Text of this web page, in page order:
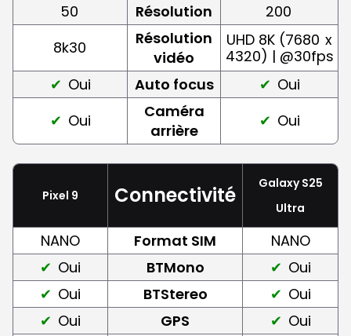
50
Résolution
200
8k30
Résolution
vidéo
UHD 8K (7680 x
4320) | @30fps
Oui
Auto focus
Oui
Oui
Caméra
arrière
Oui
Pixel 9 Connectivité
Galaxy S25
Ultra
NANO Format SIM
NANO
Oui
BTMono
Oui
Oui
BTStereo
Oui
Oui
GPS
Oui